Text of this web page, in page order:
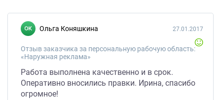
Ольга Коняшкина
Отзыв заказчика за персональную рабочую область:
«Наружная реклама»
27.01.2017
Работа выполнена качественно и в срок.
Оперативно вносились правки. Ирина, спасибо
огромное!